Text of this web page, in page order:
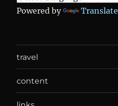
Powered by Translate
travel
content